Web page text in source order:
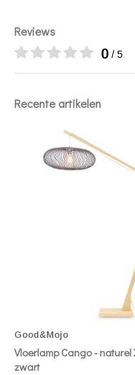
Reviews
0 / 5
Recente artikelen
Good&Mojo
Vloerlamp Cango -
zwart